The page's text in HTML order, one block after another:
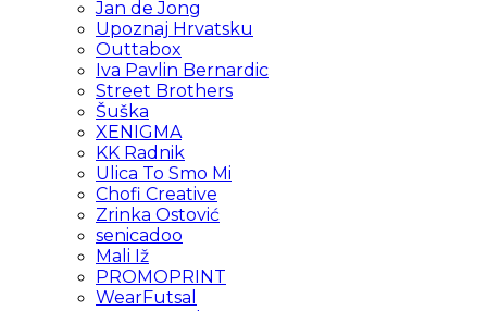
Jan de Jong
Upoznaj Hrvatsku
Outtabox
Iva Pavlin Bernardic
Street Brothers
Šuška
XENIGMA
KK Radnik
Ulica To Smo Mi
Chofi Creative
Zrinka Ostović
senicadoo
Mali Iž
PROMOPRINT
WearFutsal